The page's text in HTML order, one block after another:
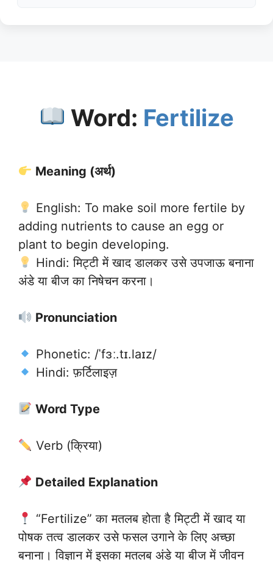
Word: Fertilize
Meaning (अर्थ)
English: To make soil more fertile by
adding nutrients to cause an egg or
plant to begin developing.
Hindi: मिट्टी में खाद डालकर उसे उपजाऊ बनाना
अंडे या बीज का निषेचन करना।
Pronunciation
Phonetic: /ˈfɜː.tɪ.laɪz/
Hindi: फ़र्टिलाइज़
Word Type
Verb (क्रिया)
Detailed Explanation
“Fertilize” का मतलब होता है मिट्टी में खाद या
पोषक तत्व डालकर उसे फसल उगाने के लिए अच्छा
बनाना। विज्ञान में इसका मतलब अंडे या बीज में जीवन